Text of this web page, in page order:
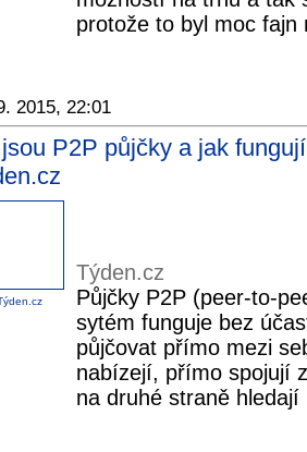
protože to byl moc fajn
2015, 22:01
P2P půjčky a jak
Týden.cz
Půjčky P2P (peer-to-
sytém funguje bez
půjčovat přímo mezi
nabízejí, přímo spojují
na druhé straně hledají